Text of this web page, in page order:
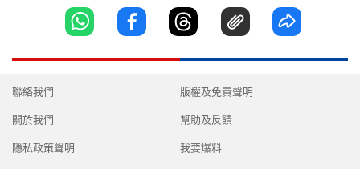
聯絡我們
關於我們
隱私政策聲明
版權及免責聲明
幫助及反饋
我要爆料